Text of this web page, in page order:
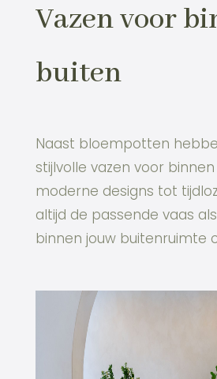
Vazen voor
buiten
Naast bloempotten
stijlvolle vazen voor
moderne designs tot
altijd de passende vaas
binnen jouw buitenruimte